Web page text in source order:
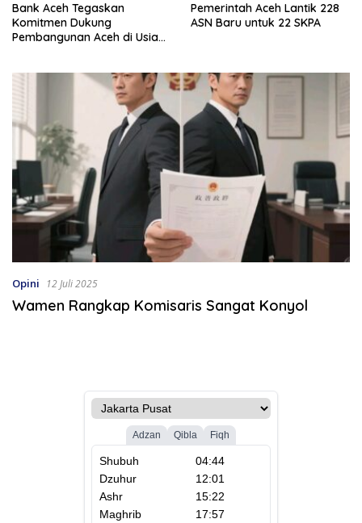
Bank Aceh Tegaskan
Komitmen Dukung
Pembangunan Aceh di Usia
Pemerintah Aceh Lantik 228
ASN Baru untuk 22 SKPA
Opini 12 Juli 2025
Wamen Rangkap Komisaris Sangat Konyol